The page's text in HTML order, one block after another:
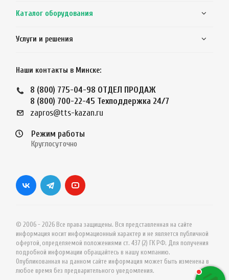
Каталог оборудования
Услуги и решения
Наши контакты в Минске:
8 (800) 775-04-98 ОТДЕЛ ПРОДАЖ
8 (800) 700-22-45 Техподдержка 24/7
zapros@tts-kazan.ru
Режим работы
Круглосуточно
© 2006 - 2026 Все права защищены. Вся представленная на сайте
информация носит информационный характер и не является публичной
офертой, определяемой положениями ст. 437 (2) ГК РФ. Для получения
подробной информации обращайтесь в нашу компанию.
Опубликованная на данном сайте информация может быть изменена в
любое время без предварительного уведомления.